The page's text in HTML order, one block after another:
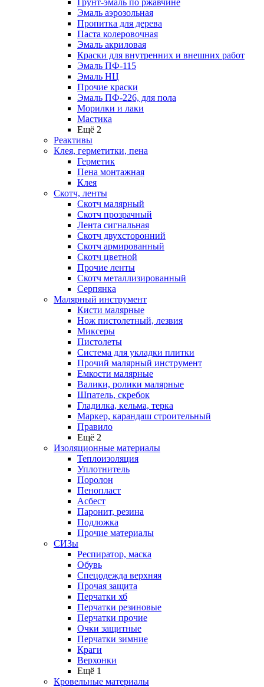
Грунт-эмаль по ржавчине
Эмаль аэрозольная
Пропитка для дерева
Паста колеровочная
Эмаль акриловая
Краски для внутренних и внешних работ
Эмаль ПФ-115
Эмаль НЦ
Прочие краски
Эмаль ПФ-226, для пола
Морилки и лаки
Мастика
Ещё 2
Реактивы
Клея, герметитки, пена
Герметик
Пена монтажная
Клея
Скотч, ленты
Скотч малярный
Скотч прозрачный
Лента сигнальная
Скотч двухсторонний
Скотч армированный
Скотч цветной
Прочие ленты
Скотч металлизированный
Серпянка
Малярный инструмент
Кисти малярные
Нож пистолетный, лезвия
Миксеры
Пистолеты
Система для укладки плитки
Прочий малярный инструмент
Емкости малярные
Валики, ролики малярные
Шпатель, скребок
Гладилка, кельма, терка
Маркер, карандаш строительный
Правило
Ещё 2
Изоляционные материалы
Теплоизоляция
Уплотнитель
Поролон
Пенопласт
Асбест
Паронит, резина
Подложка
Прочие материалы
СИЗы
Респиратор, маска
Обувь
Спецодежда верхняя
Прочая защита
Перчатки хб
Перчатки резиновые
Перчатки прочие
Очки защитные
Перчатки зимние
Краги
Верхонки
Ещё 1
Кровельные материалы